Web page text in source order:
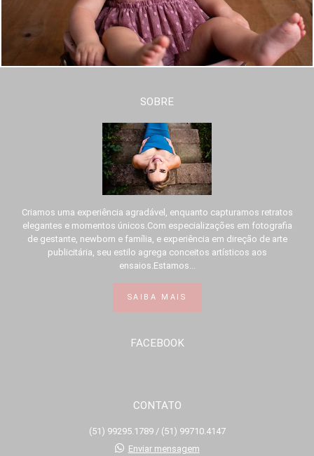
SOBRE
Criamos uma experiência agradável, enquanto capturamos retratos
elegantes e momentos únicos.Com especializações em fotografia
de gestante, newborn e família, e experiência em direção de arte
publicitária, seu estilo agrega conceitos artísticos aos
ensaios.Estamos...
SAIBA MAIS
FACEBOOK
CONTATO
(51) 99295.1789 / (51) 99710.4147
Enviar mensagem